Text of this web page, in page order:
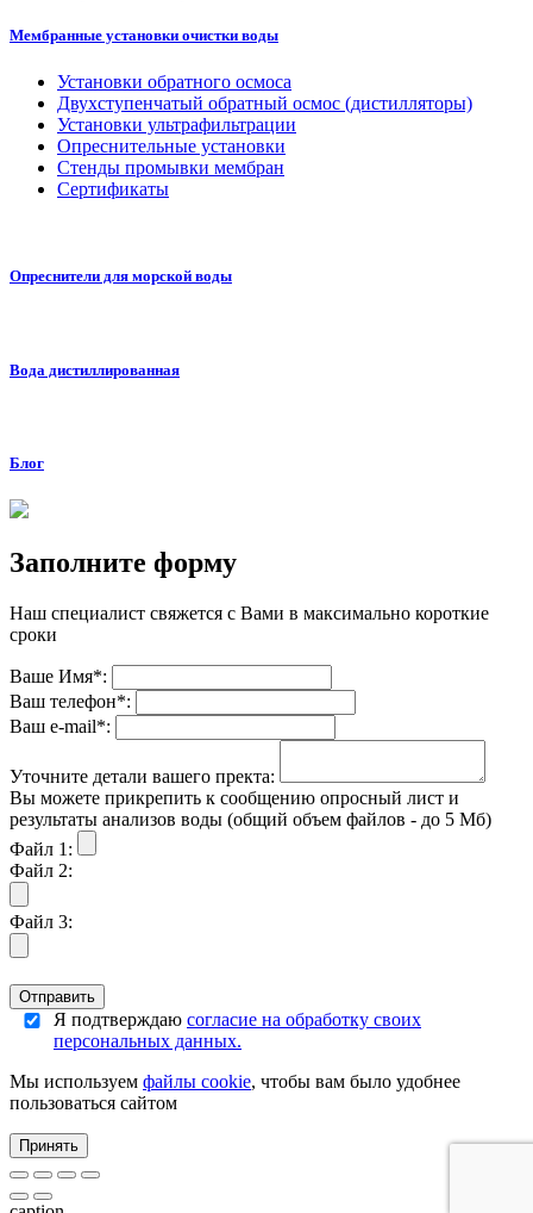
Мембранные установки очистки воды
Установки обратного осмоса
Двухступенчатый обратный осмос (дистилляторы)
Установки ультрафильтрации
Опреснительные установки
Стенды промывки мембран
Сертификаты
Опреснители для морской воды
Вода дистиллированная
Блог
Заполните форму
Наш специалист свяжется с Вами в максимально короткие
сроки
Ваше Имя*:
Ваш телефон*:
Ваш е-mail*:
Уточните детали вашего пректа:
Вы можете прикрепить к сообщению опросный лист и
результаты анализов воды (общий объем файлов - до 5 Мб)
Файл 1:
Файл 2:
Файл 3:
Отправить
Я подтверждаю согласие на обработку своих
персональных данных.
Мы используем файлы cookie, чтобы вам было удобнее
пользоваться сайтом
Принять